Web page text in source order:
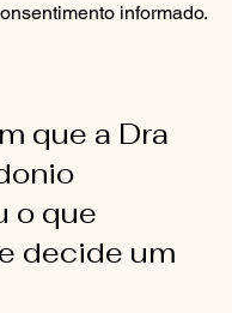
informado.
que a Dra
o que
decide um